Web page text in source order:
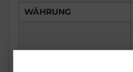
WÄHRUNG